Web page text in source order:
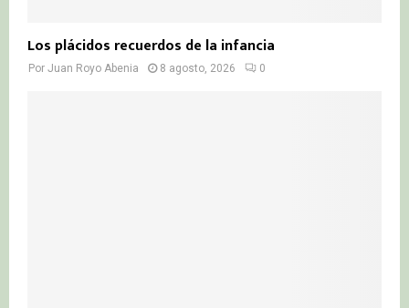
Los plácidos recuerdos de la infancia
Por Juan Royo Abenia 8 agosto, 2026 0